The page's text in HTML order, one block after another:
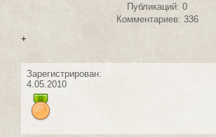
Публикаций: 0
Комментариев: 336
+
Зарегистрирован:
4.05.2010